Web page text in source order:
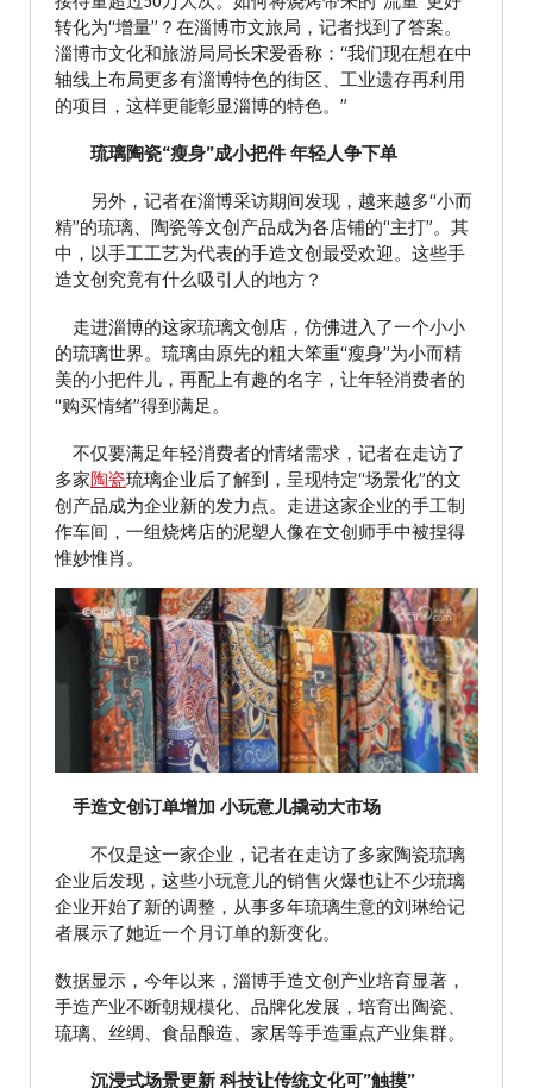
转化为“增量”？在淄博市文旅局，记者找到了答案。
淄博市文化和旅游局局长宋爱香称：“我们现在想在中
轴线上布局更多有淄博特色的街区、工业遗存再利用
的项目，这样更能彰显淄博的特色。”
琉璃陶瓷“瘦身”成小把件 年轻人争下单
另外，记者在淄博采访期间发现，越来越多“小而
精”的琉璃、陶瓷等文创产品成为各店铺的“主打”。其
中，以手工工艺为代表的手造文创最受欢迎。这些手
造文创究竟有什么吸引人的地方？
走进淄博的这家琉璃文创店，仿佛进入了一个小小
的琉璃世界。琉璃由原先的粗大笨重“瘦身”为小而精
美的小把件儿，再配上有趣的名字，让年轻消费者的
“购买情绪”得到满足。
不仅要满足年轻消费者的情绪需求，记者在走访了
多家陶瓷琉璃企业后了解到，呈现特定“场景化”的文
创产品成为企业新的发力点。走进这家企业的手工制
作车间，一组烧烤店的泥塑人像在文创师手中被捏得
惟妙惟肖。
手造文创订单增加 小玩意儿撬动大市场
不仅是这一家企业，记者在走访了多家陶瓷琉璃
企业后发现，这些小玩意儿的销售火爆也让不少琉璃
企业开始了新的调整，从事多年琉璃生意的刘琳给记
者展示了她近一个月订单的新变化。
数据显示，今年以来，淄博手造文创产业培育显著，
手造产业不断朝规模化、品牌化发展，培育出陶瓷、
琉璃、丝绸、食品酿造、家居等手造重点产业集群。
沉浸式场景更新 科技让传统文化可”触摸”